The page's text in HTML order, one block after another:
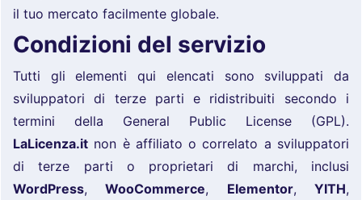
il tuo mercato facilmente globale.
Condizioni del servizio
Tutti gli elementi qui elencati sono sviluppati da
sviluppatori di terze parti e ridistribuiti secondo i
termini della General Public License (GPL).
LaLicenza.it non è affiliato o correlato a sviluppatori
di terze parti o proprietari di marchi, inclusi
WordPress,WooCommerce, Elementor,YITH,